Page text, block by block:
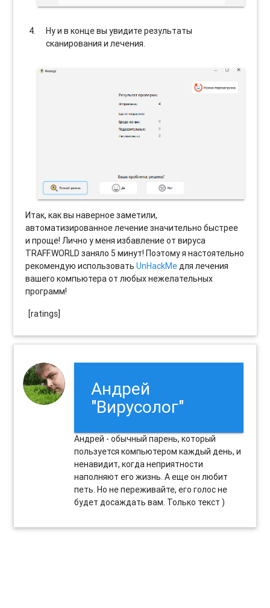
Ну и в конце вы увидите результаты
сканирования и лечения.
Итак, как вы наверное заметили,
автоматизированное лечение значительно быстрее
и проще! Лично у меня избавление от вируса
TRAFF.WORLD заняло 5 минут! Поэтому я настоятельно
рекомендую использоватьUnHackMe для лечения
вашего компьютера от любых нежелательных
программ!
[ratings]
Андрей
"Вирусолог"
Андрей - обычный парень, который
пользуется компьютером каждый день, и
ненавидит, когда неприятности
наполняют его жизнь. А еще он любит
петь. Но не переживайте, его голос не
будет досаждать вам. Только текст )